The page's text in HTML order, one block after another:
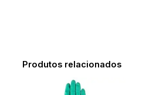
Produtos relacionados